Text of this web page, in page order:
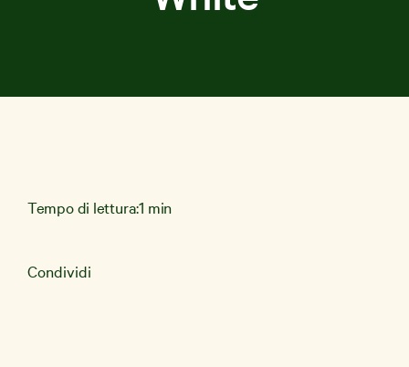
News e Storie
Tempo di lettura:1 min
Condividi